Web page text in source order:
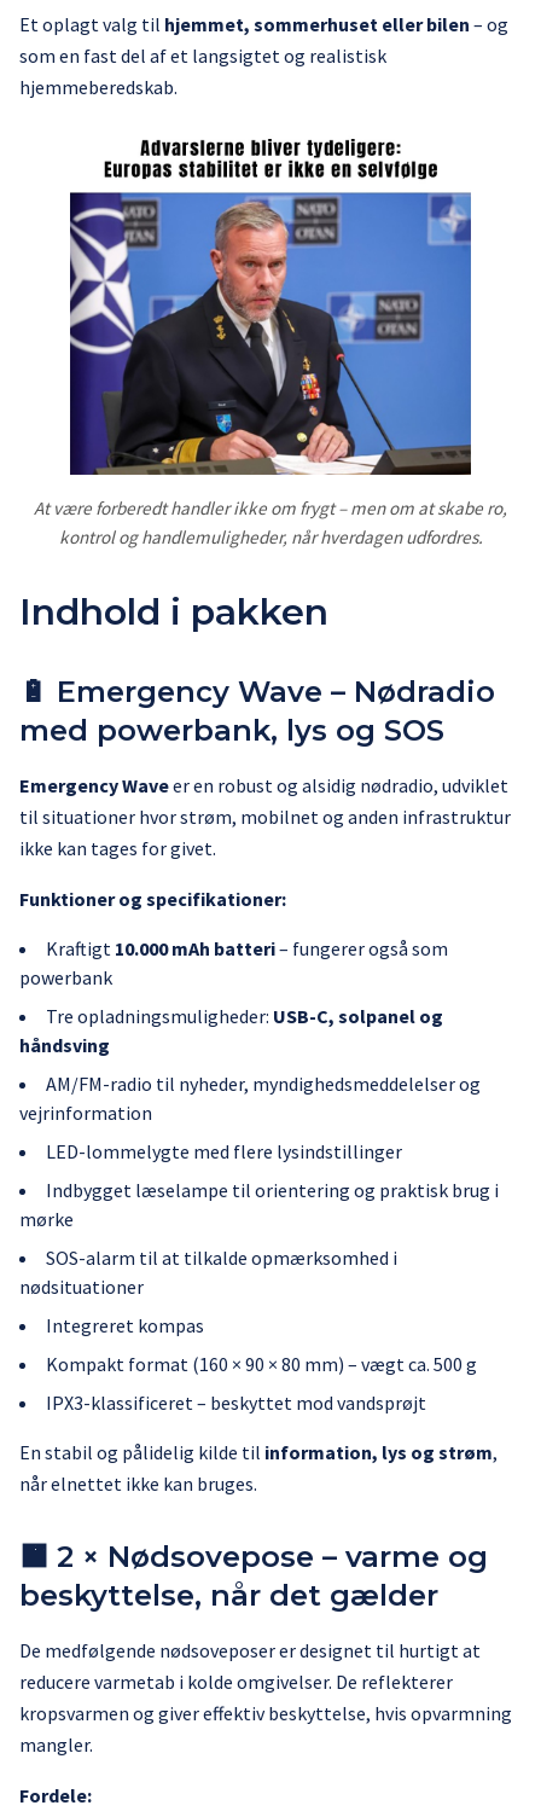
Et oplagt valg til hjemmet, sommerhuset eller bilen – og
som en fast del af et langsigtet og realistisk
hjemmeberedskab.
At være forberedt handler ikke om frygt – men om at skabe ro,
kontrol og handlemuligheder, når hverdagen udfordres.
Indhold i pakken
🔋 Emergency Wave – Nødradio
med powerbank, lys og SOS
Emergency Waveer en robust og alsidig nødradio, udviklet
til situationer hvor strøm, mobilnet og anden infrastruktur
ikke kan tages for givet.
Funktioner og specifikationer:
Kraftigt 10.000 mAh batteri– fungerer også som
powerbank
Tre opladningsmuligheder: USB-C, solpanel og
håndsving
AM/FM-radio til nyheder, myndighedsmeddelelser og
vejrinformation
LED-lommelygte med flere lysindstillinger
Indbygget læselampe til orientering og praktisk brug i
mørke
SOS-alarm til at tilkalde opmærksomhed i
nødsituationer
Integreret kompas
Kompakt format (160 × 90 × 80 mm) – vægt ca. 500 g
IPX3-klassificeret – beskyttet mod vandsprøjt
En stabil og pålidelig kilde til information, lys og strøm,
når elnettet ikke kan bruges.
🟧 2 × Nødsovepose – varme og
beskyttelse, når det gælder
De medfølgende nødsoveposer er designet til hurtigt at
reducere varmetab i kolde omgivelser. De reflekterer
kropsvarmen og giver effektiv beskyttelse, hvis opvarmning
mangler.
Fordele: